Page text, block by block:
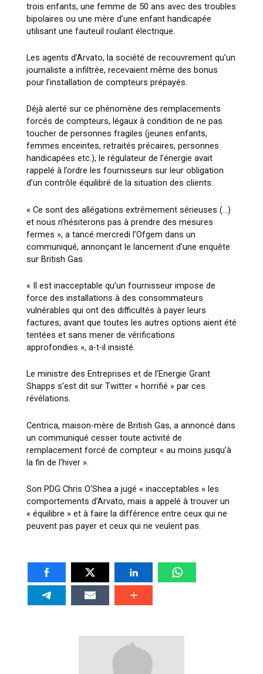
trois enfants, une femme de 50 ans avec des troubles
bipolaires ou une mère d’une enfant handicapée
utilisant une fauteuil roulant électrique.
Les agents d’Arvato, la société de recouvrement qu’un
journaliste a infiltrée, recevaient même des bonus
pour l’installation de compteurs prépayés.
Déjà alerté sur ce phénomène des remplacements
forcés de compteurs, légaux à condition de ne pas
toucher de personnes fragiles (jeunes enfants,
femmes enceintes, retraités précaires, personnes
handicapées etc.), le régulateur de l’énergie avait
rappelé à l’ordre les fournisseurs sur leur obligation
d’un contrôle équilibré de la situation des clients.
« Ce sont des allégations extrêmement sérieuses (…)
et nous n’hésiterons pas à prendre des mesures
fermes », a tancé mercredi l’Ofgem dans un
communiqué, annonçant le lancement d’une enquête
sur British Gas.
« Il est inacceptable qu’un fournisseur impose de
force des installations à des consommateurs
vulnérables qui ont des difficultés à payer leurs
factures, avant que toutes les autres options aient été
tentées et sans mener de vérifications
approfondies », a-t-il insisté.
Le ministre des Entreprises et de l’Energie Grant
Shapps s’est dit sur Twitter « horrifié » par ces
révélations.
Centrica, maison-mère de British Gas, a annoncé dans
un communiqué cesser toute activité de
remplacement forcé de compteur « au moins jusqu’à
la fin de l’hiver ».
Son PDG Chris O’Shea a jugé « inacceptables » les
comportements d’Arvato, mais a appelé à trouver un
« équilibre » et à faire la différence entre ceux qui ne
peuvent pas payer et ceux qui ne veulent pas.